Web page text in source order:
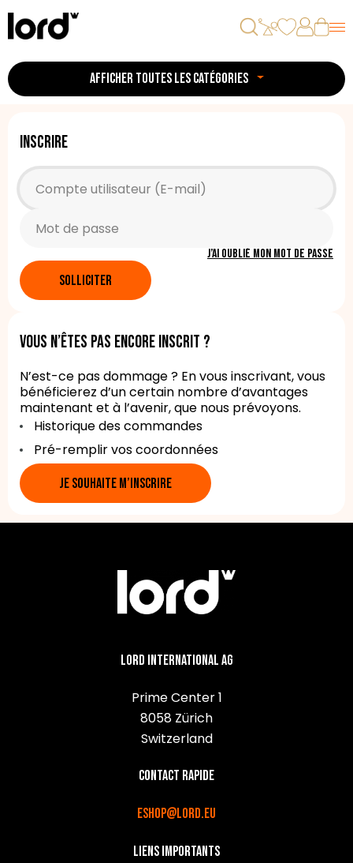
AFFICHER TOUTES LES CATÉGORIES
Inscrire
J’ai oublié mon mot de passe
SOLLICITER
Vous n’êtes pas encore inscrit ?
N’est-ce pas dommage ? En vous inscrivant, vous
bénéficierez d’un certain nombre d’avantages
maintenant et à l’avenir, que nous prévoyons.
Historique des commandes
Pré-remplir vos coordonnées
JE SOUHAITE M’INSCRIRE
Lord International AG
Prime Center 1
8058 Zürich
Switzerland
Contact rapide
eshop@lord.eu
Liens importants